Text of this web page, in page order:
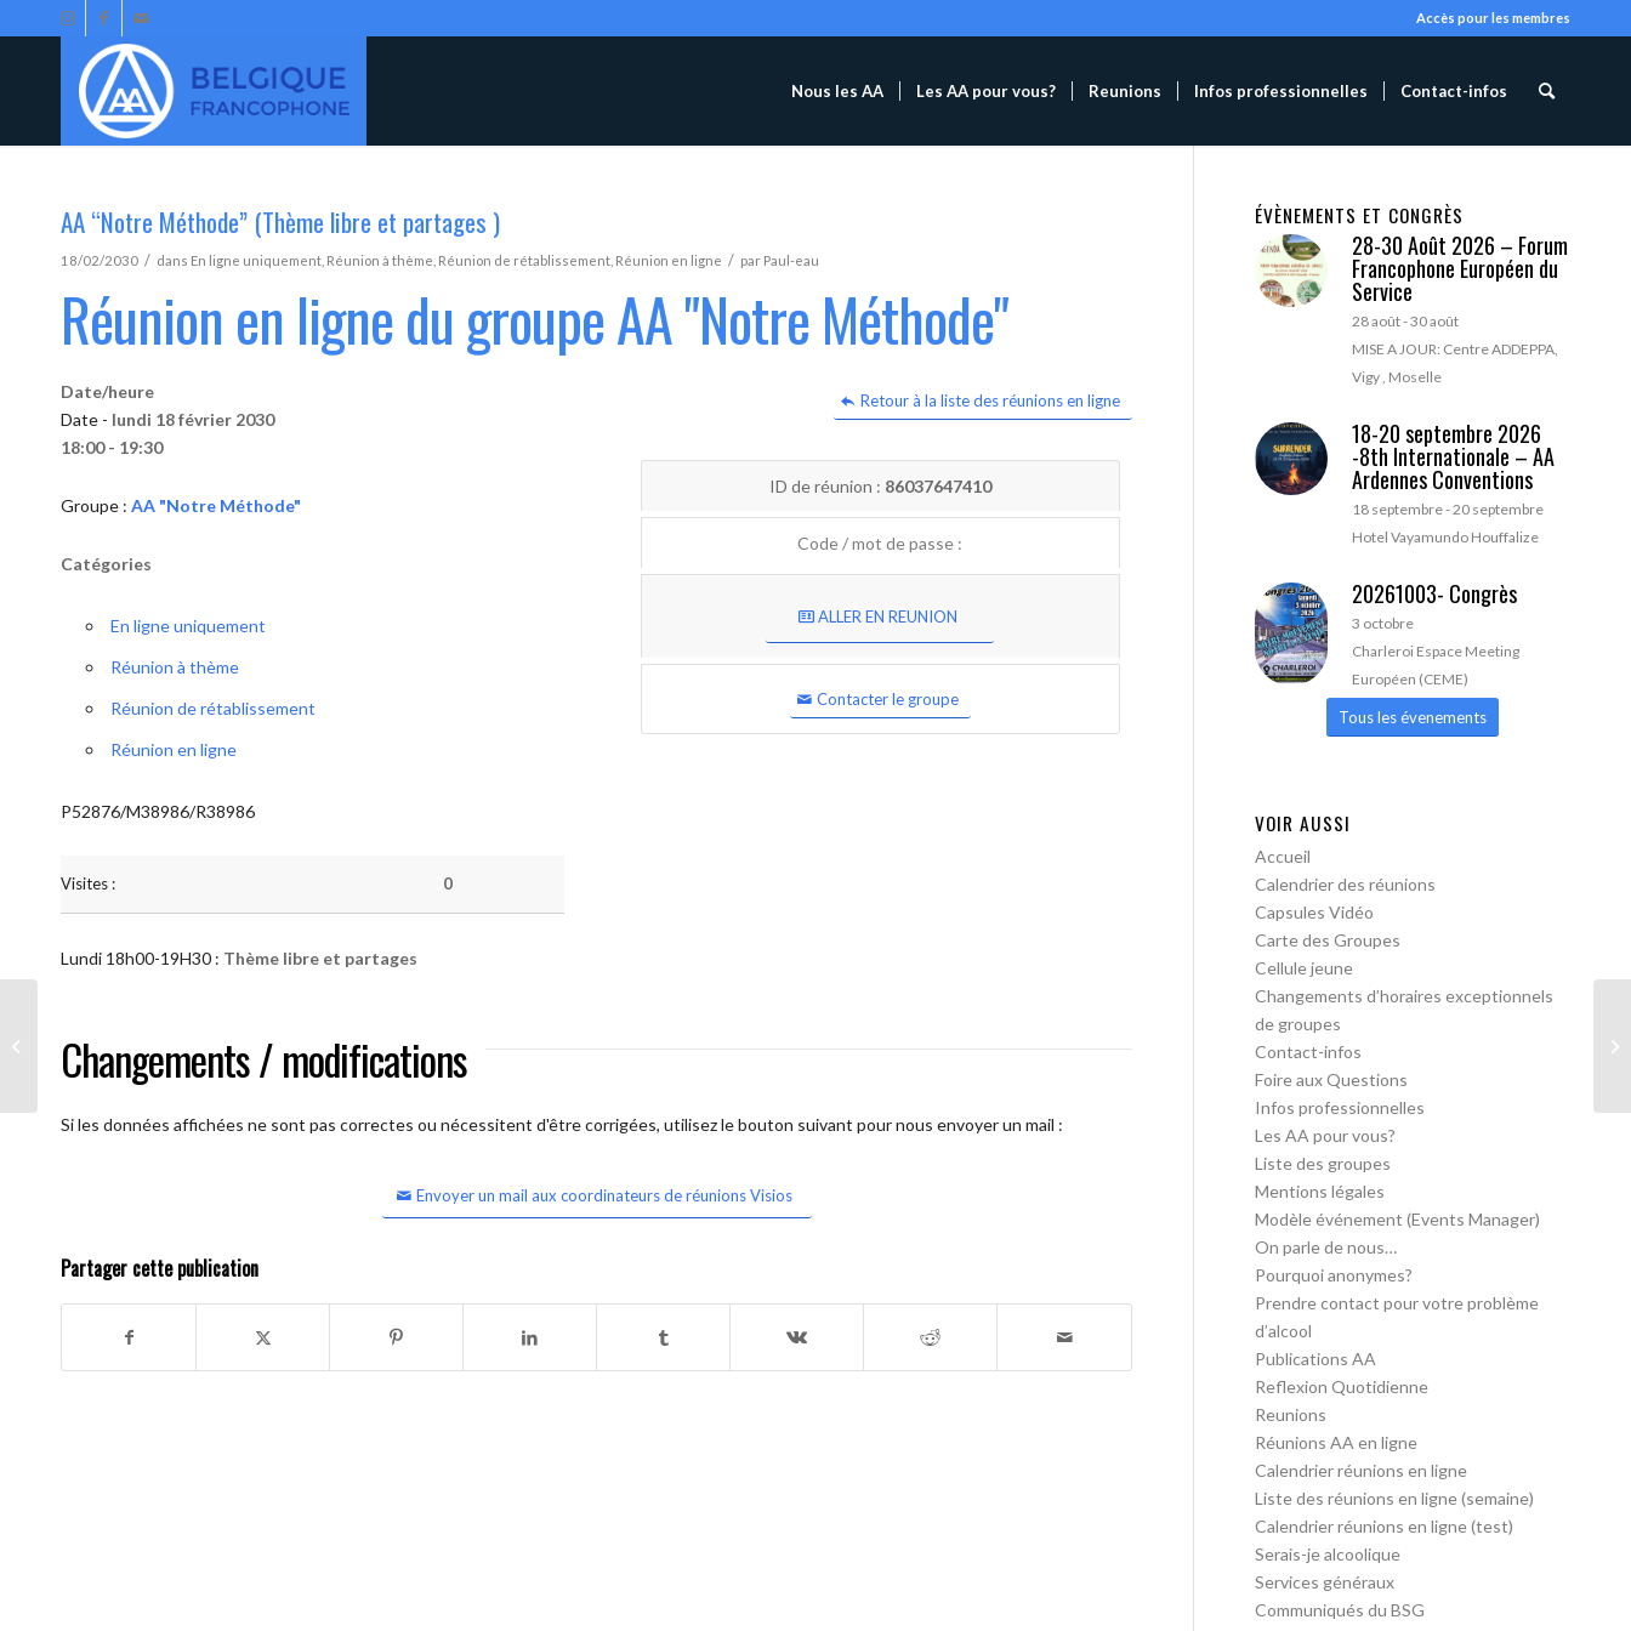
Accès pour les membres
Nous les AA Les AA pour vous? Reunions Infos professionnelles Contact-infos
AA “Notre Méthode” (Thème libre et partages )
18/02/2030 / dans En ligne uniquement Réunion à thème Réunion de rétablissement Réunion en ligne / par Paul-eau
Réunion en ligne du groupe AA "Notre Méthode"
Retour à la liste des réunions en ligne
Date/heure
Date - lundi 18 février 2030
18:00 - 19:30
Groupe : AA "Notre Méthode"
Catégories
En ligne uniquement
Réunion à thème
Réunion de rétablissement
Réunion en ligne
P52876/M38986/R38986
Visites : 0
ID de réunion : 86037647410
Code / mot de passe :
ALLER EN REUNION
Contacter le groupe
Lundi 18h00-19H30 : Thème libre et partages
Changements / modifications
Si les données affichées ne sont pas correctes ou nécessitent d'être corrigées, utilisez le bouton suivant pour nous envoyer un mail :
Envoyer un mail aux coordinateurs de réunions Visios
Partager cette publication
ÉVÈNEMENTS ET CONGRÈS
28-30 Août 2026 – Forum
Francophone Européen du
Service
28 août-30 août
MISE A JOUR: Centre ADDEPPA,
Vigy , Moselle
18-20 septembre 2026
-8th Internationale – AA
Ardennes Conventions
18 septembre-20 septembre
Hotel Vayamundo Houffalize
20261003- Congrès
3 octobre
Charleroi Espace Meeting
Européen (CEME)
Tous les évenements
VOIR AUSSI
Accueil
Calendrier des réunions
Capsules Vidéo
Carte des Groupes
Cellule jeune
Changements d’horaires exceptionnels
de groupes
Contact-infos
Foire aux Questions
Infos professionnelles
Les AA pour vous?
Liste des groupes
Mentions légales
Modèle événement (Events Manager)
On parle de nous…
Pourquoi anonymes?
Prendre contact pour votre problème
d’alcool
Publications AA
Reflexion Quotidienne
Reunions
Réunions AA en ligne
Calendrier réunions en ligne
Liste des réunions en ligne (semaine)
Calendrier réunions en ligne (test)
Serais-je alcoolique
Services généraux
Communiqués du BSG
partages )